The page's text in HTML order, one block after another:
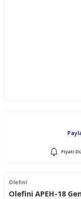
Fiyatı
Olefini
Olefini APEH-18